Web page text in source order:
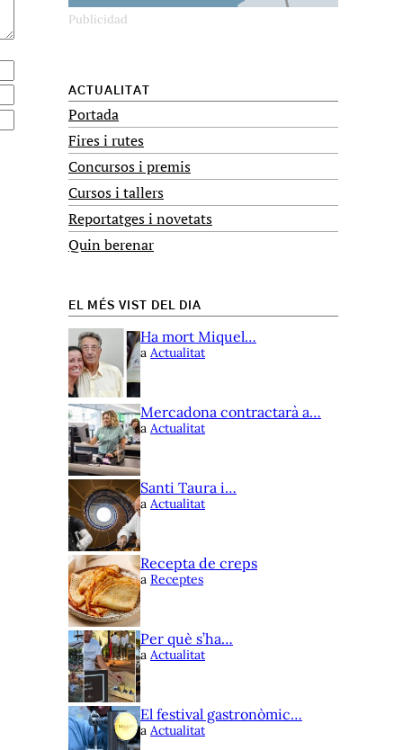
ACTUALITAT
Portada
Fires i rutes
Concursos i premis
Cursos i tallers
Reportatges i novetats
Quin berenar
EL MÉS VIST DEL DIA
Ha mort Miquel…
a Actualitat
Mercadona contractarà a…
a Actualitat
Santi Taura i…
a Actualitat
Recepta de creps
a Receptes
Per què s’ha…
a Actualitat
El festival gastronòmic…
a Actualitat